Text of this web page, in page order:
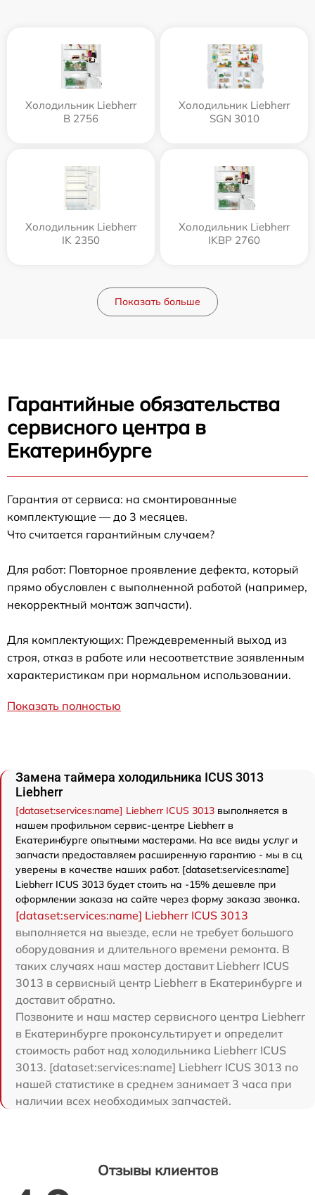
Холодильник Liebherr
B 2756
Холодильник Liebherr
SGN 3010
Холодильник Liebherr
IK 2350
Холодильник Liebherr
IKBP 2760
Показать больше
Гарантийные обязательства
сервисного центра в
Екатеринбурге
Гарантия от сервиса: на смонтированные
комплектующие — до 3 месяцев.
Что считается гарантийным случаем?
Для работ: Повторное проявление дефекта, который
прямо обусловлен с выполненной работой (например,
некорректный монтаж запчасти).
Для комплектующих: Преждевременный выход из
строя, отказ в работе или несоответствие заявленным
характеристикам при нормальном использовании.
Показать полностью
Замена таймера холодильника ICUS 3013
Liebherr
[dataset:services:name] Liebherr ICUS 3013 выполняется в
нашем профильном сервис-центре Liebherr в
Екатеринбурге опытными мастерами. На все виды услуг и
запчасти предоставляем расширенную гарантию - мы в сц
уверены в качестве наших работ. [dataset:services:name]
Liebherr ICUS 3013 будет стоить на -15% дешевле при
оформлении заказа на сайте через форму заказа звонка.
[dataset:services:name] Liebherr ICUS 3013
выполняется на выезде, если не требует большого
оборудования и длительного времени ремонта. В
таких случаях наш мастер доставит Liebherr ICUS
3013 в сервисный центр Liebherr в Екатеринбурге и
доставит обратно.
Позвоните и наш мастер сервисного центра Liebherr
в Екатеринбурге проконсультирует и определит
стоимость работ над холодильника Liebherr ICUS
3013. [dataset:services:name] Liebherr ICUS 3013 по
нашей статистике в среднем занимает 3 часа при
наличии всех необходимых запчастей.
Отзывы клиентов